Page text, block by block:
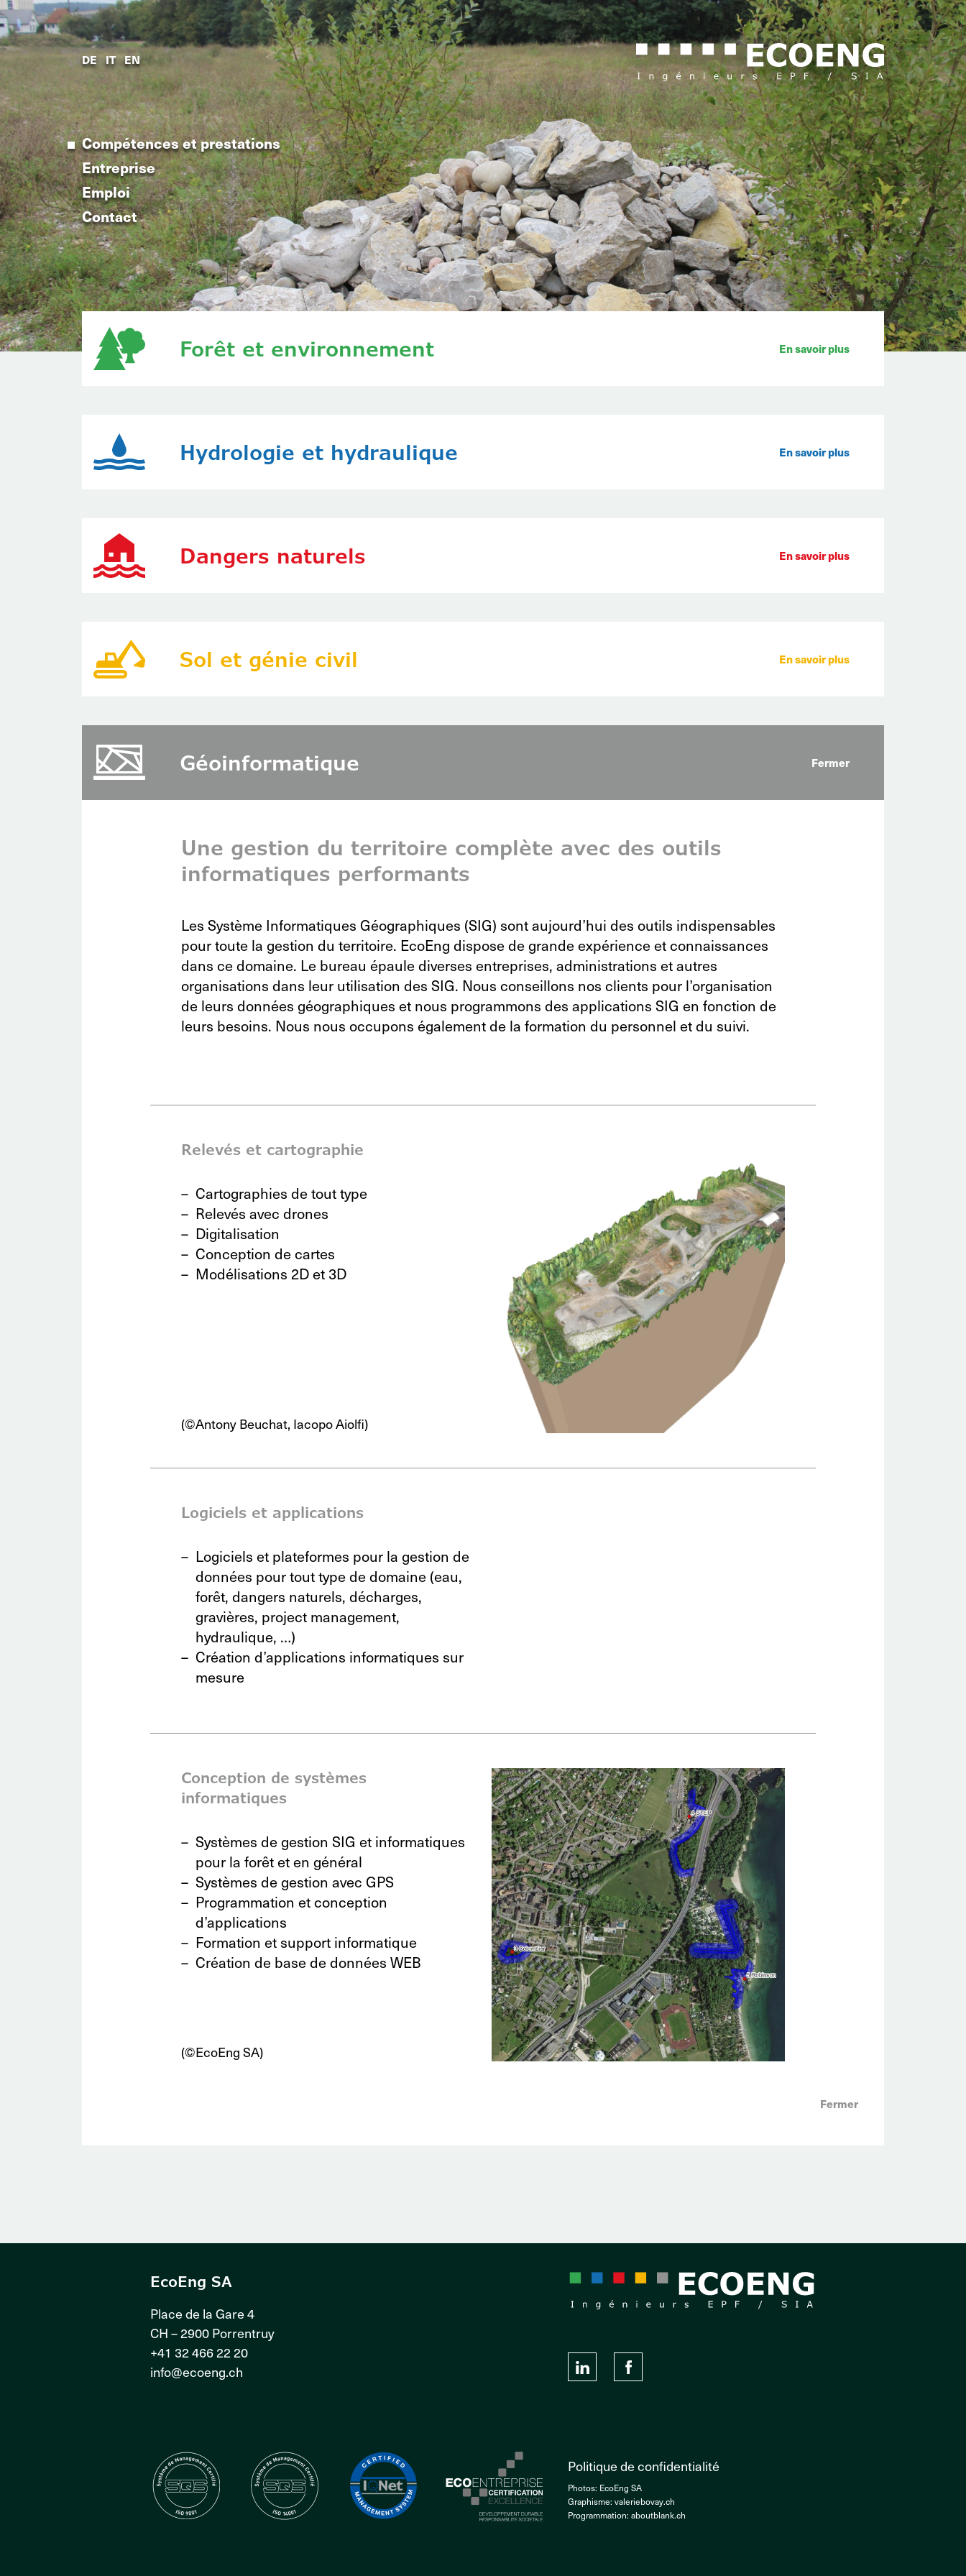
DE IT EN
Compétences et prestations
Entreprise
Emploi
Contact
Compétences et prestations
Entreprise
Emploi
Contact
DE IT EN
Forêt et environnement En savoir plus
Hydrologie et hydraulique En savoir plus
Dangers naturels En savoir plus
Sol et génie civil En savoir plus
Géoinformatique Fermer
Une gestion du territoire complète avec des outils
informatiques performants
Les Système Informatiques Géographiques (SIG) sont aujourd’hui des outils indispensables
pour toute la gestion du territoire. EcoEng dispose de grande expérience et connaissances
dans ce domaine. Le bureau épaule diverses entreprises, administrations et autres
organisations dans leur utilisation des SIG. Nous conseillons nos clients pour l’organisation
de leurs données géographiques et nous programmons des applications SIG en fonction de
leurs besoins. Nous nous occupons également de la formation du personnel et du suivi.
Relevés et cartographie
Cartographies de tout type
Relevés avec drones
Digitalisation
Conception de cartes
Modélisations 2D et 3D
(©Antony Beuchat, Iacopo Aiolfi)
Logiciels et applications
Logiciels et plateformes pour la gestion de
données pour tout type de domaine (eau,
forêt, dangers naturels, décharges,
gravières, project management,
hydraulique, …)
Création d’applications informatiques sur
mesure
Conception de systèmes
informatiques
Systèmes de gestion SIG et informatiques
pour la forêt et en général
Systèmes de gestion avec GPS
Programmation et conception
d’applications
Formation et support informatique
Création de base de données WEB
(©EcoEng SA)
Fermer
EcoEng SA
Place de la Gare 4
CH – 2900 Porrentruy
+41 32 466 22 20
info@ecoeng.ch
Politique de confidentialité
Photos: EcoEng SA
Graphisme: valeriebovay.ch
Programmation: aboutblank.ch